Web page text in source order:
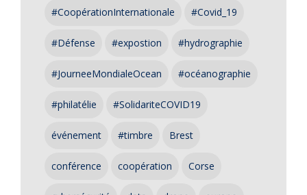
#CoopérationInternationale #Covid_19
#Défense #expostion #hydrographie
#JourneeMondialeOcean #océanographie
#philatélie #SolidariteCOVID19
événement #timbre Brest
conférence coopération Corse